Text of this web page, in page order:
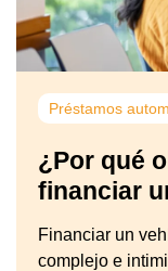
Préstamos
¿Por qué
financiar
Financiar un
complejo e